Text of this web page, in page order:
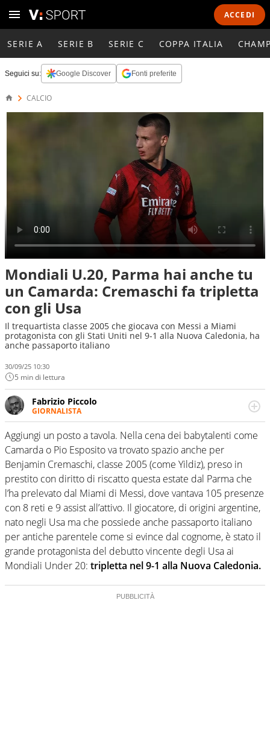
ACCEDI
SERIE A SERIE B SERIE C COPPA ITALIA
Seguici su: Google Discover Fonti preferite
CALCIO
Mondiali U.20, Parma hai anche tu
un Camarda: Cremaschi fa tripletta
con gli Usa
Il trequartista classe 2005 che giocava con Messi a Miami
protagonista con gli Stati Uniti nel 9-1 alla Nuova Caledonia, ha
anche passaporto italiano
30/09/25 10:30
5 min di lettura
Fabrizio Piccolo
GIORNALISTA
Nella sua carriera ha seguito numerose manifestazioni
sportive e collaborato con agenzie e testate. Esperienza,
competenza, conoscenza e memoria storica. Si occupa
prevalentemente di calcio
Aggiungi un posto a tavola. Nella cena dei babytalenti come
Camarda o Pio Esposito va trovato spazio anche per
Benjamin Cremaschi, classe 2005 (come Yildiz), preso in
prestito con diritto di riscatto questa estate dal Parma che
l’ha prelevato dal Miami di Messi, dove vantava 105 presenze
con 8 reti e 9 assist all’attivo. Il giocatore, di origini argentine,
nato negli Usa ma che possiede anche passaporto italiano
per antiche parentele come si evince dal cognome, è stato il
grande protagonista del debutto vincente degli Usa ai
Mondiali Under 20: tripletta nel 9-1 alla Nuova Caledonia.